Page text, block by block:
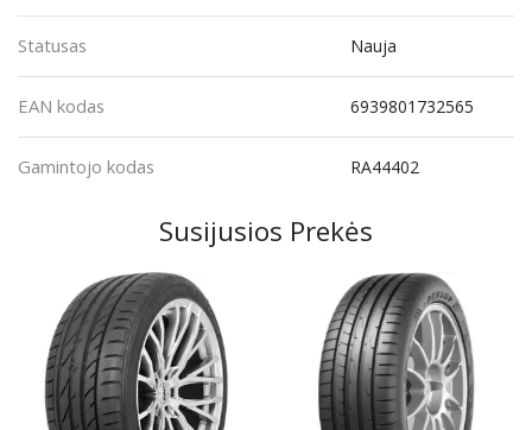
Statusas Nauja
EAN kodas 6939801732565
Gamintojo kodas RA44402
Susijusios Prekės